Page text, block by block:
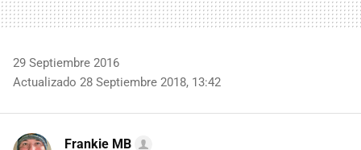
29 Septiembre 2016
Actualizado 28 Septiembre 2018, 13:42
Frankie MB